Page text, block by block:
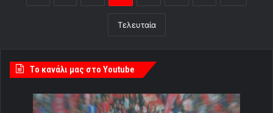
Τελευταία
Tο κανάλι μας στο Youtube